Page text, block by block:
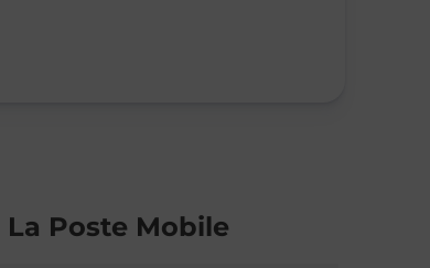
La Poste Mobile